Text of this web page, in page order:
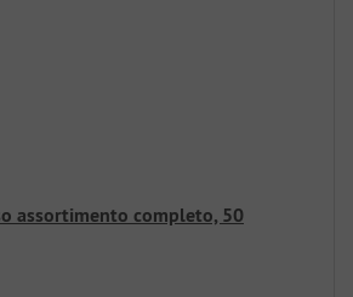
assortimento completo, 50